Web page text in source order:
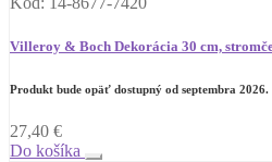
Villeroy & Boch Dekorácia 30 cm,
Produkt bude opäť dostupný od septembra 2026.
27,40 €
Do košíka